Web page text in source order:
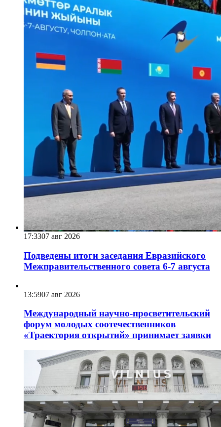
17:3307 авг 2026
Подведены итоги заседания Евразийского
Межправительственного совета 6-7 августа
13:5907 авг 2026
Международный научно-просветительский
форум молодых соотечественников
«Траектория открытий» принимает заявки